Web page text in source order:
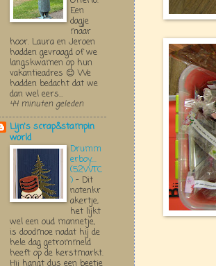
Een
dagje
maar
hoor. Laura en Jeroen
hadden gevraagd of we
langskwamen op hun
vakantieadres 😊 We
hadden bedacht dat we
dan wel eers...
44 minuten geleden
Lijn's scrap&stampin
world
Drumm
erboy....
(52WTC
) - Dit
notenkr
akertje,
het lijkt
wel een oud mannetje,
is doodmoe nadat hij de
hele dag getrommeld
heeft op de kerstmarkt.